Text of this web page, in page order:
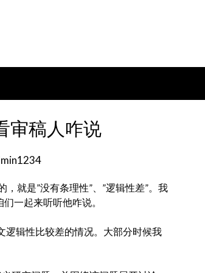
审稿人咋说
就是”没有条理性”、”逻辑性差”。我
一起来听听他咋说。
逻辑性比较差的情况。大部分时候我